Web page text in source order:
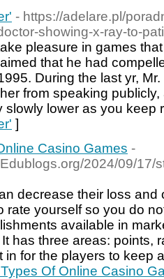
- https://adelare.pl/
showing-x-ray-to-
pleasure in games
that he had
During the last yr,
from speaking
slowly lower as you keep
]
Casino Games -
2024/09/17/
decrease their loss and
rate yourself so you do
available in
has three areas: points,
in for the players to keep
Of Online Casino